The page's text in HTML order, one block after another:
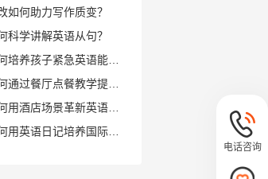
如何助力写作质变？
科学讲解英语从句？
VIPKID 如何培养孩子紧急英语能力？
VIPKID 如何通过餐厅点餐教学提升少儿英语应用能力？
VIPKID 如何用酒店场景革新英语教学？
VIPKID 如何用英语日记培养国际化人才？
电话咨询